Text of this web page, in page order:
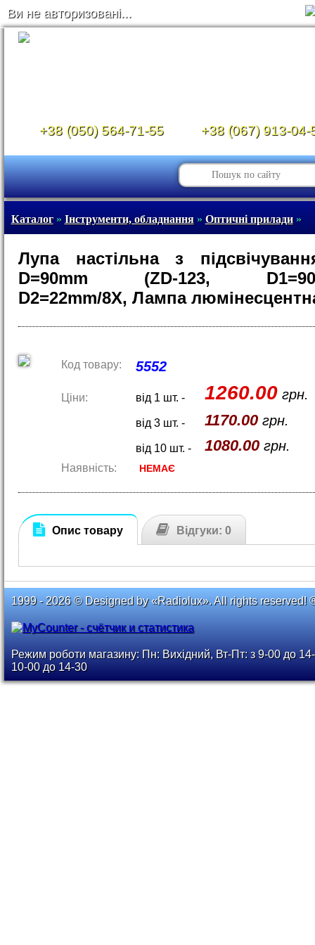
Ви не авторизовані...
+38 (050) 564-71-55 +38 (067) 913-04-
Каталог» Інструменти, обладнання» Оптичні прилади»
Лупа настільна з
D=90mm (ZD-123,
D2=22mm/8X, Лампа
Код товару: 5552
Ціни: від 1 шт. - 1260.00грн.
від 3 шт. - 1170.00грн.
від 10 шт. - 1080.00грн.
Наявність: НЕМАЄ
Опис товару Відгуки: 0
1999 - 2026 © Designed by «Radiolux». All rights reserved!
Режим роботи магазину: Пн: Вихідний, Вт-Пт: з 9-00 до
10-00 до 14-30